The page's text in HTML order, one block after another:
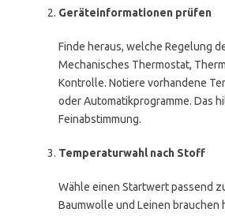
Geräteinformationen prüfen
Finde heraus, welche Regelung
Mechanisches Thermostat,
Kontrolle. Notiere vorhandene
oder Automatikprogramme. Das
Feinabstimmung.
Temperaturwahl nach Stoff
Wähle einen Startwert passend
Baumwolle und Leinen brauchen